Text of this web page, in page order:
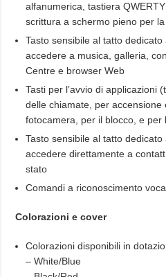
alfanumerica, tastiera
scrittura a schermo pieno per
Tasto sensibile al tatto
accedere a musica, galleria,
Centre e browser Web
Tasti per l’avvio di applicazioni
delle chiamate, per
fotocamera, per il blocco, e
Tasto sensibile al tatto
accedere direttamente a
stato
Comandi a riconoscimento
Colorazioni e cover
Colorazioni disponibili in
– White/Blue